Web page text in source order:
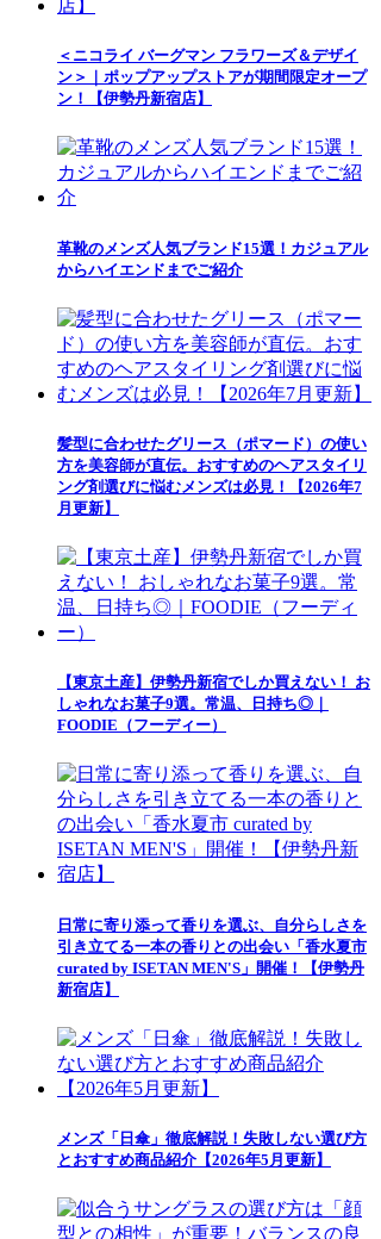
＜ニコライ バーグマン フラワーズ＆デザイ
ン＞｜ポップアップストアが期間限定オープ
ン！【伊勢丹新宿店】
革靴のメンズ人気ブランド15選！カジュアル
からハイエンドまでご紹介
髪型に合わせたグリース（ポマード）の使い
方を美容師が直伝。おすすめのヘアスタイリ
ング剤選びに悩むメンズは必見！【2026年7
月更新】
【東京土産】伊勢丹新宿でしか買えない！ お
しゃれなお菓子9選。常温、日持ち◎｜
FOODIE（フーディー）
日常に寄り添って香りを選ぶ、自分らしさを
引き立てる一本の香りとの出会い「香水夏市
curated by ISETAN MEN'S」開催！【伊勢丹
新宿店】
メンズ「日傘」徹底解説！失敗しない選び方
とおすすめ商品紹介【2026年5月更新】